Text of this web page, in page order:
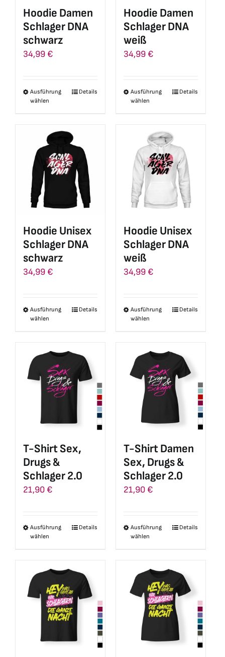
der
Produktseite
gewählt
der
Produktseite
Hoodie Damen
Schlager DNA
schwarz
34,99 €
Ausführung
wählen
Dieses
mehrere
Varianten
auf.
Die
Optionen
können
der
Produktseite
gewählt
Details
Hoodie Damen
Schlager DNA
weiß
34,99 €
Ausführung
wählen
Dieses
mehrere
Varianten
auf.
Die
Optionen
können
der
Produktseite
Details
Hoodie Unisex
Schlager DNA
schwarz
34,99 €
Ausführung
wählen
Dieses
mehrere
Varianten
auf.
Die
können
der
Produktseite
gewählt
Details
Hoodie Unisex
Schlager DNA
weiß
34,99 €
Ausführung
wählen
Dieses
mehrere
Varianten
auf.
Die
Optionen
können
der
Produktseite
gewählt
Details
T-Shirt Sex,
Drugs &
Schlager 2.0
21,90 €
Ausführung
wählen
Dieses
mehrere
Varianten
auf.
Die
können
Details
T-Shirt Damen
Sex, Drugs &
Schlager 2.0
21,90 €
Ausführung
wählen
Dieses
mehrere
Varianten
auf.
Die
Optionen
können
Details